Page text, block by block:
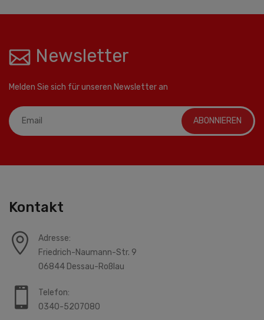
Newsletter
Melden Sie sich für unseren Newsletter an
ABONNIEREN
Kontakt
Adresse:
Friedrich-Naumann-Str. 9
06844 Dessau-Roßlau
Telefon:
0340-5207080